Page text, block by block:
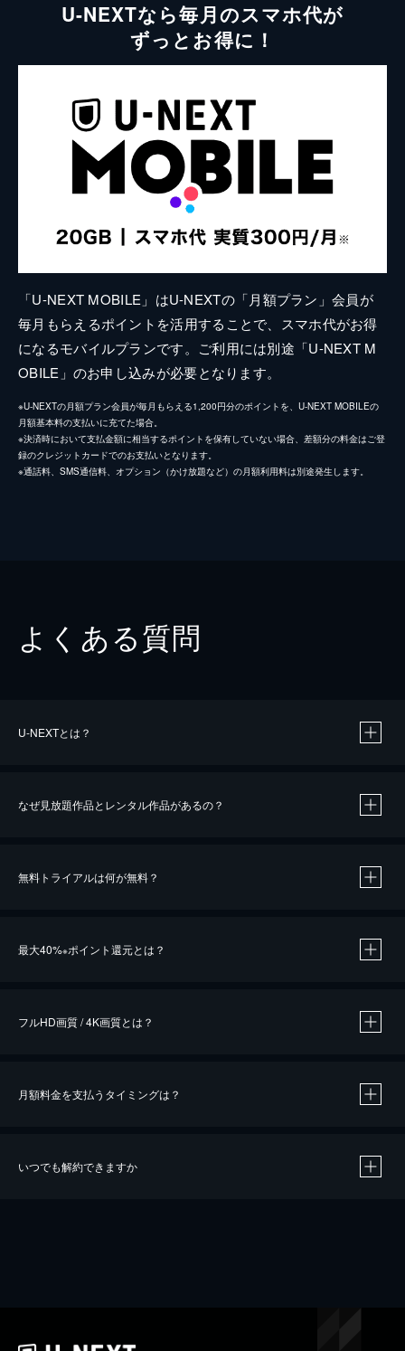
U-NEXTなら毎月のスマホ代が
ずっとお得に！
「U-NEXT MOBILE」はU-NEXTの「月額プラン」会員が
毎月もらえるポイントを活用することで、スマホ代がお得
になるモバイルプランです。ご利用には別途「U-NEXT M
OBILE」のお申し込みが必要となります。
※U-NEXTの月額プラン会員が毎月もらえる1,200円分のポイントを、U-NEXT MOBILEの
月額基本料の支払いに充てた場合。
※決済時において支払金額に相当するポイントを保有していない場合、差額分の料金はご登
録のクレジットカードでのお支払いとなります。
※通話料、SMS通信料、オプション（かけ放題など）の月額利用料は別途発生します。
よくある質問
U-NEXTとは？
なぜ見放題作品とレンタル作品があるの？
無料トライアルは何が無料？
最大40%※ポイント還元とは？
※40％ポイント還元の対象は、クレジットカード決済による作品の購入 / レンタルです。
iOSアプリのUコイン決済による作品の購入 / レンタルは、20％のポイント還元です。
フルHD画質 / 4K画質とは？
月額料金を支払うタイミングは？
いつでも解約できますか